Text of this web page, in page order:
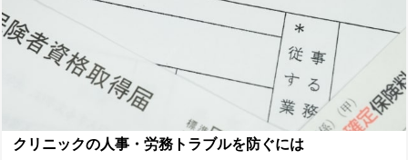
クリニックの人事・労務トラブルを防ぐには